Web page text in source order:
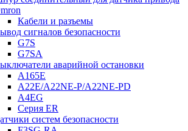
Кабели и разъемы
сигналов безопасности
G7S
G7SA
аварийной остановки
A165E
A22E/A22NE-P/A22NE-PD
A4EG
Серия ER
систем безопасности